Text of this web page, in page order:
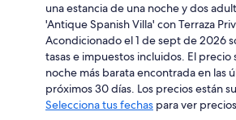
una estancia de una noche y dos
'Antique Spanish Villa' con Terraza
Acondicionado el 1 de sept de 2026
tasas e impuestos incluidos. El precio
noche más barata encontrada en las
próximos 30 días. Los precios están
Selecciona tus fechas para ver